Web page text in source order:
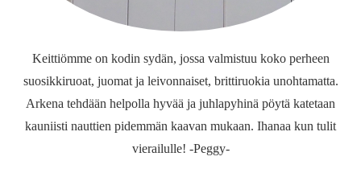
Keittiömme on kodin sydän, jossa valmistuu koko perheen
suosikkiruoat, juomat ja leivonnaiset, brittiruokia unohtamatta.
Arkena tehdään helpolla hyvää ja juhlapyhinä pöytä katetaan
kauniisti nauttien pidemmän kaavan mukaan. Ihanaa kun tulit
vierailulle! -Peggy-